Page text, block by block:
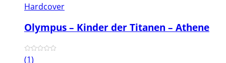
Hardcover
Olympus – Kinder der Titanen – Athene
(1)